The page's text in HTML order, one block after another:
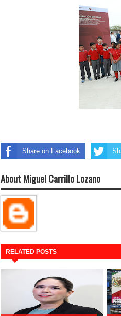
Share on Facebook
About Miguel Carrillo Lozano
RELATED POSTS